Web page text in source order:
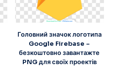
Головний значок логотипа
Google Firebase –
безкоштовно завантажте
PNG для своїх проектів